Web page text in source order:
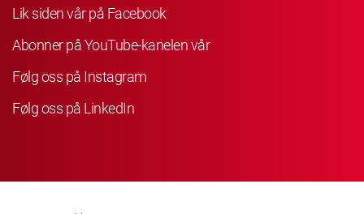
Lik siden vår på Facebook
Abonner på YouTube-kanelen vår
Følg oss på Instagram
Følg oss på LinkedIn